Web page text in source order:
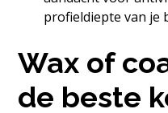
profieldiepte van je
Wax of
de beste